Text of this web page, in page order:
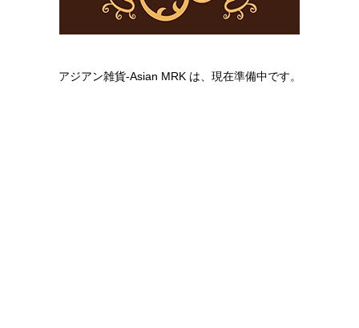
アジアン雑貨-Asian MRK は、現在準備中です。